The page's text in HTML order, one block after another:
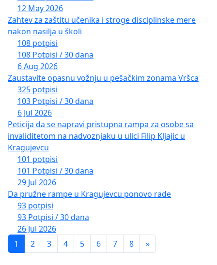
12 May 2026
Zahtev za zaštitu učenika i stroge disciplinske mere
nakon nasilja u školi
108 potpisi
108 Potpisi / 30 dana
6 Aug 2026
Zaustavite opasnu vožnju u pešačkim zonama Vršca
325 potpisi
103 Potpisi / 30 dana
6 Jul 2026
Peticija da se napravi pristupna rampa za osobe sa
invaliditetom na nadvoznjaku u ulici Filip Kljajic u
Kragujevcu
101 potpisi
101 Potpisi / 30 dana
29 Jul 2026
Da pružne rampe u Kragujevcu ponovo rade
93 potpisi
93 Potpisi / 30 dana
26 Jul 2026
1
2 3 4 5 6 7 8 »